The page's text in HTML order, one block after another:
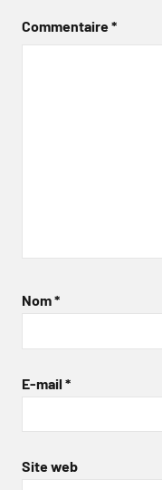
Commentaire*
Nom*
E-mail *
Site web